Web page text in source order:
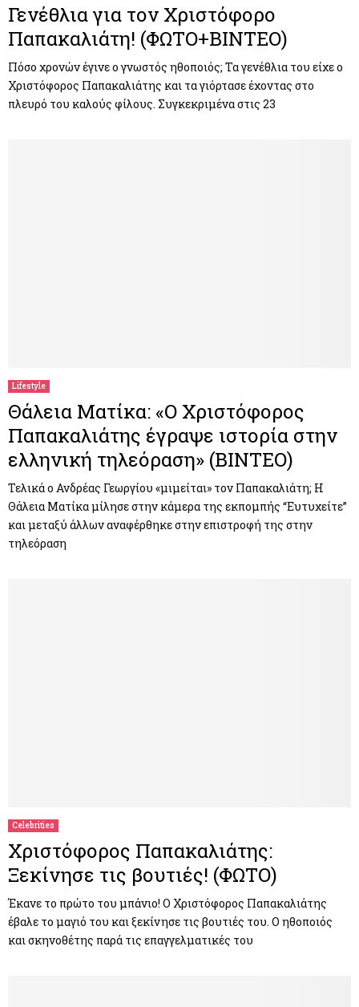
Γενέθλια για τον Χριστόφορο
Παπακαλιάτη! (ΦΩΤΟ+ΒΙΝΤΕΟ)
Πόσο χρονών έγινε ο γνωστός ηθοποιός; Τα γενέθλια του είχε ο
Χριστόφορος Παπακαλιάτης και τα γιόρτασε έχοντας στο
πλευρό του καλούς φίλους. Συγκεκριμένα στις 23
Lifestyle
Θάλεια Ματίκα: «Ο Χριστόφορος
Παπακαλιάτης έγραψε ιστορία στην
ελληνική τηλεόραση» (ΒΙΝΤΕΟ)
Τελικά ο Ανδρέας Γεωργίου «μιμείται» τον Παπακαλιάτη; Η
Θάλεια Ματίκα μίλησε στην κάμερα της εκπομπής “Ευτυχείτε”
και μεταξύ άλλων αναφέρθηκε στην επιστροφή της στην
τηλεόραση
Celebrities
Χριστόφορος Παπακαλιάτης:
Ξεκίνησε τις βουτιές! (ΦΩΤΟ)
Έκανε το πρώτο του μπάνιο! Ο Χριστόφορος Παπακαλιάτης
έβαλε το μαγιό του και ξεκίνησε τις βουτιές του. Ο ηθοποιός
και σκηνοθέτης παρά τις επαγγελματικές του